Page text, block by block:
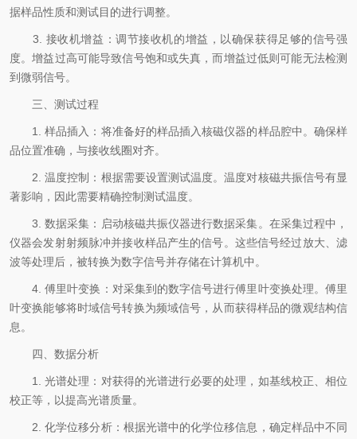
据样品性质和测试目的进行调整。
3. 接收机增益：调节接收机的增益，以确保获得足够的信号强
度。增益过高可能导致信号饱和或失真，而增益过低则可能无法检测
到微弱信号。
三、测试过程
1. 样品插入：将准备好的样品插入核磁仪器的样品腔中。确保样
品位置准确，与接收线圈对齐。
2. 温度控制：根据需要设置测试温度。温度对核磁共振信号有显
著影响，因此需要精确控制测试温度。
3. 数据采集：启动核磁共振仪器进行数据采集。在采集过程中，
仪器会发射射频脉冲并接收样品产生的信号。这些信号经过放大、滤
波等处理后，被转换为数字信号并存储在计算机中。
4. 傅里叶变换：对采集到的数字信号进行傅里叶变换处理。傅里
叶变换能够将时域信号转换为频域信号，从而获得样品的微观结构信
息。
四、数据分析
1. 光谱处理：对获得的光谱进行必要的处理，如基线校正、相位
校正等，以提高光谱质量。
2. 化学位移分析：根据光谱中的化学位移信息，确定样品中不同